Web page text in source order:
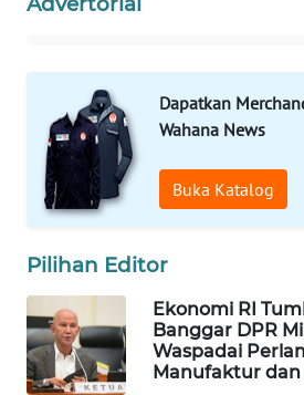
Dapatkan
Wahana News
Buka Katalog
Pilihan Editor
Ekonomi RI
Banggar DPR
Waspadai
Manufaktur
Network
KONSUMEN
LISTRIK
MASYARAKAT
KELISTRIKAN
WALINKI
ID